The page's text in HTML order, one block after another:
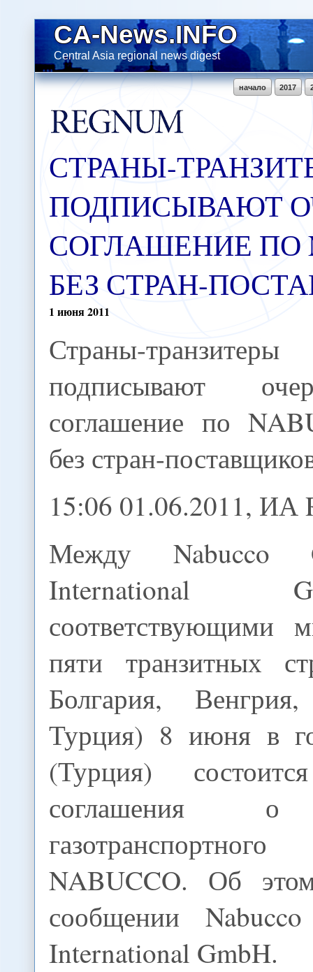
CA-News.INFO
Central Asia regional news digest
2017
начало
СТРАНЫ-
ПОДПИСЫВАЮТ
СОГЛАШЕНИЕ ПО
БЕЗ СТРАН-
1 июня2011
Страны-транзитеры
подписывают
соглашение по
без стран-
15:06 01.06.2011, ИА
Между Nabucco
International
соответствующими
пяти транзитных
Болгария,
Турция) 8 июня в
(Турция)
соглашения о
NABUCCO. Об
сообщении
International GmbH.